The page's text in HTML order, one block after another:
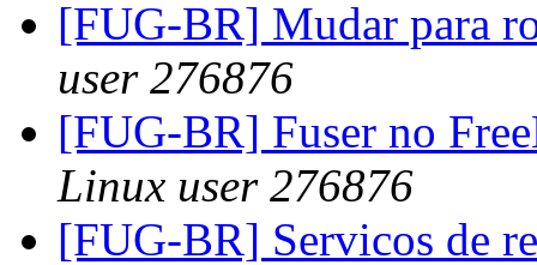
[FUG-BR] Mudar para
user 276876
[FUG-BR] Fuser no
Linux user 276876
[FUG-BR] Servicos de